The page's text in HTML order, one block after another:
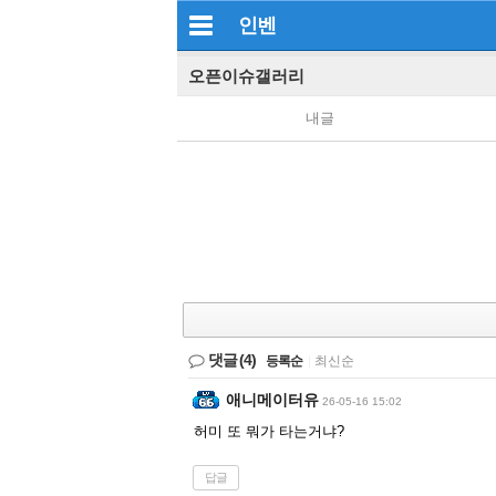
인벤
오픈이슈갤러리
내글
댓글(4) 등록순 최신순
애니메이터유 26-05-16 15:02
허미 또 뭐가 타는거냐?
답글